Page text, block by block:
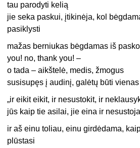
tau parodyti kelią
jie seka paskui, įtikinėja, kol
pasiklysti
mažas berniukas bėgdamas iš
you! no, thank you! –
o tada – aikštelė, medis, žmogus
susisupęs į audinį, galėtų būti
„ir eikit eikit, ir nesustokit, ir
jūs kaip tie asilai, jie eina ir
ir aš einu toliau, einu girdėdama,
plūstasi